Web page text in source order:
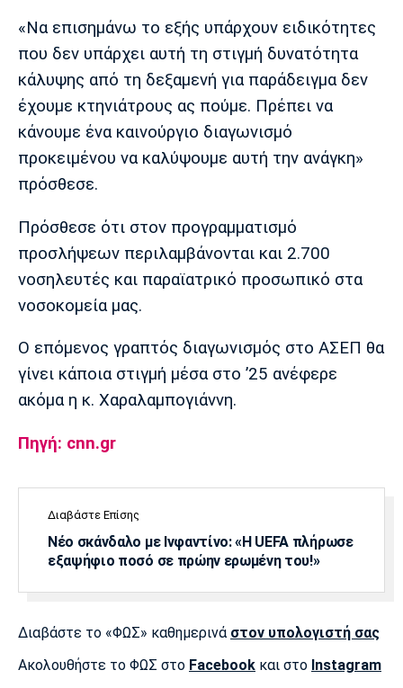
«Να επισημάνω το εξής υπάρχουν ειδικότητες
που δεν υπάρχει αυτή τη στιγμή δυνατότητα
κάλυψης από τη δεξαμενή για παράδειγμα δεν
έχουμε κτηνιάτρους ας πούμε. Πρέπει να
κάνουμε ένα καινούργιο διαγωνισμό
προκειμένου να καλύψουμε αυτή την ανάγκη»
πρόσθεσε.
Πρόσθεσε ότι στον προγραμματισμό
προσλήψεων περιλαμβάνονται και 2.700
νοσηλευτές και παραϊατρικό προσωπικό στα
νοσοκομεία μας.
Ο επόμενος γραπτός διαγωνισμός στο ΑΣΕΠ θα
γίνει κάποια στιγμή μέσα στο ’25 ανέφερε
ακόμα η κ. Χαραλαμπογιάννη.
Πηγή: cnn.gr
Διαβάστε Επίσης
Νέο σκάνδαλο με Ινφαντίνο: «Η UEFA πλήρωσε
εξαψήφιο ποσό σε πρώην ερωμένη του!»
Διαβάστε το «ΦΩΣ» καθημερινά στον υπολογιστή σας
Ακολουθήστε το ΦΩΣ στο Facebook και στο Instagram